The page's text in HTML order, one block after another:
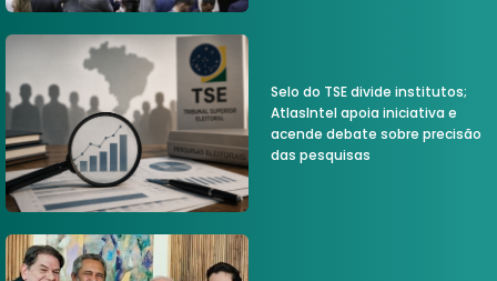
Selo do TSE divide institutos;
AtlasIntel apoia iniciativa e
acende debate sobre precisão
das pesquisas